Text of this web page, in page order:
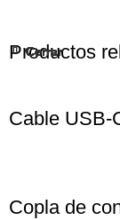
Productos
Cerrar
Cable USB-
Cerrar
Copla de
Cerrar
Cerrar
Cerrar
Cerrar
Cerrar
Cerrar
Cerrar
Cerrar